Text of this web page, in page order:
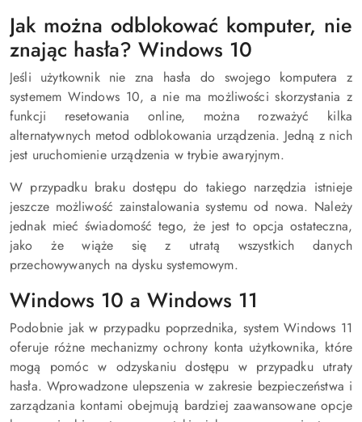
Jak można odblokować komputer, nie
znając hasła? Windows 10
Jeśli użytkownik nie zna hasła do swojego komputera z
systemem Windows 10, a nie ma możliwości skorzystania z
funkcji resetowania online, można rozważyć kilka
alternatywnych metod odblokowania urządzenia. Jedną z nich
jest uruchomienie urządzenia w trybie awaryjnym.
W przypadku braku dostępu do takiego narzędzia istnieje
jeszcze możliwość zainstalowania systemu od nowa. Należy
jednak mieć świadomość tego, że jest to opcja ostateczna,
jako że wiąże się z utratą wszystkich danych
przechowywanych na dysku systemowym.
Windows 10 a Windows 11
Podobnie jak w przypadku poprzednika, system Windows 11
oferuje różne mechanizmy ochrony konta użytkownika, które
mogą pomóc w odzyskaniu dostępu w przypadku utraty
hasła. Wprowadzone ulepszenia w zakresie bezpieczeństwa i
zarządzania kontami obejmują bardziej zaawansowane opcje